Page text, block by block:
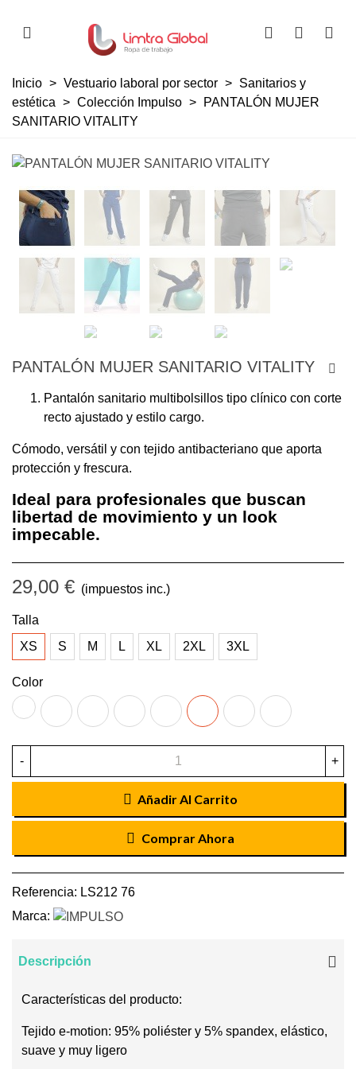
Inicio > Vestuario laboral por sector > Sanitarios y
estética > Colección Impulso >
PANTALÓN MUJER
SANITARIO VITALITY
PANTALÓN MUJER SANITARIO VITALITY
Pantalón sanitario multibolsillos tipo clínico con corte
recto ajustado y estilo cargo.
Cómodo, versátil y con tejido antibacteriano que aporta
protección y frescura.
Ideal para profesionales que buscan
libertad de movimiento y un look
impecable.
29,00 € (impuestos inc.)
Talla
XS
S M L XL 2XL 3XL
Color
BLANCO
T-
R
AGUA
MARINA
T-
AZUL
CARIBE
T-
AZUL
ROYAL
T-
GRIS
PLOMO
T-
MARINO
T-
R
NEGRO
T-
R
VINO
T-
R
-
+
Añadir Al Carrito
Comprar Ahora
Referencia: LS212 76
Marca:
Descripción
Características del producto:
Tejido e-motion: 95% poliéster y 5% spandex, elástico,
suave y muy ligero